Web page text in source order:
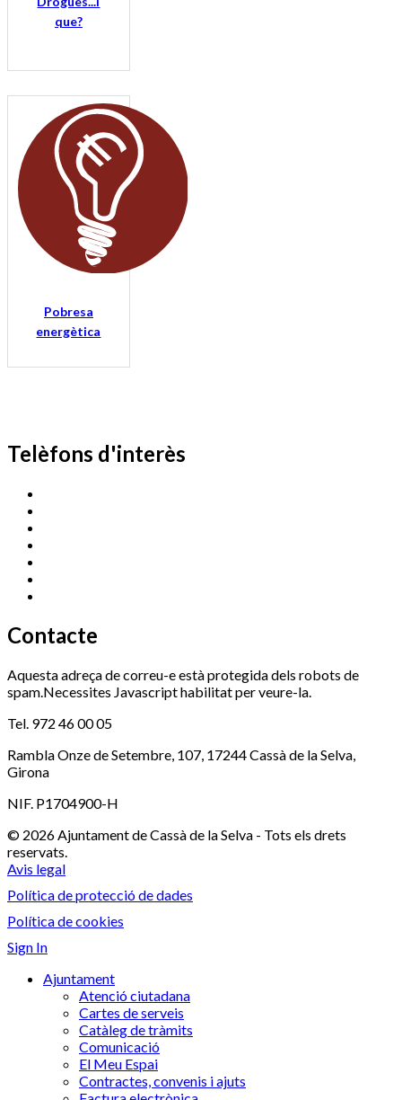
que?
Pobresa
energètica
Telèfons d'interès
Contacte
Aquesta adreça de correu-e està protegida dels robots de
spam.Necessites Javascript habilitat per veure-la.
Tel. 972 46 00 05
Rambla Onze de Setembre, 107, 17244 Cassà de la Selva,
Girona
NIF. P1704900-H
© 2026 Ajuntament de Cassà de la Selva - Tots els drets
reservats.
Avis legal
Política de protecció de dades
Política de cookies
Sign In
Ajuntament
Atenció ciutadana
Cartes de serveis
Catàleg de tràmits
Comunicació
El Meu Espai
Contractes, convenis i ajuts